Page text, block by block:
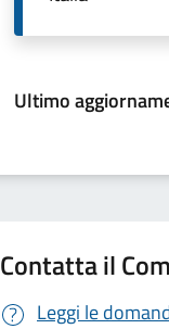
Ultimo
Contatta il
Leggi le